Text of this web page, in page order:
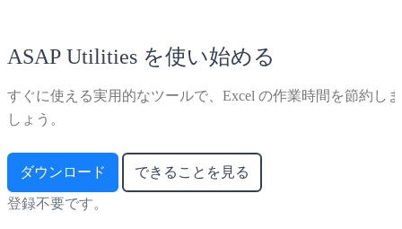
ASAP Utilities を使い始める
すぐに使える実用的なツールで、Excel の作業時間を節約しま
しょう。
ダウンロード できることを見る
登録不要です。